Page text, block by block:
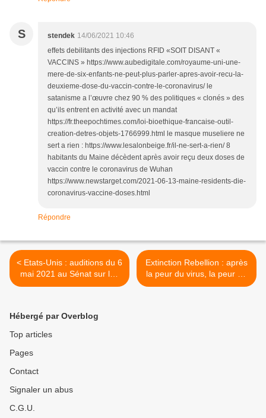
S stendek 14/06/2021 10:46
effets debilitants des injections RFID «SOIT DISANT «
VACCINS » https://www.aubedigitale.com/royaume-uni-une-
mere-de-six-enfants-ne-peut-plus-parler-apres-avoir-recu-la-
deuxieme-dose-du-vaccin-contre-le-coronavirus/ le
satanisme a l’œuvre chez 90 % des politiques « clonés » des
qu’ils entrent en activité avec un mandat
https://fr.theepochtimes.com/loi-bioethique-francaise-outil-
creation-detres-objets-1766999.html le masque museliere ne
sert a rien : https://www.lesalonbeige.fr/il-ne-sert-a-rien/ 8
habitants du Maine décèdent après avoir reçu deux doses de
vaccin contre le coronavirus de Wuhan
https://www.newstarget.com/2021-06-13-maine-residents-die-
coronavirus-vaccine-doses.html
Répondre
< Etats-Unis : auditions du 6
mai 2021 au Sénat sur les
vaccins covid
Extinction Rebellion : après
la peur du virus, la peur du
climat >
Hébergé par Overblog
Top articles
Pages
Contact
Signaler un abus
C.G.U.